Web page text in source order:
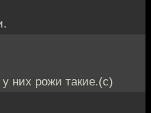
них рожи такие.(с)